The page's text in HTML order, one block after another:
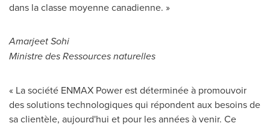
dans la classe moyenne canadienne. »
Amarjeet Sohi
Ministre des Ressources naturelles
« La société ENMAX Power est déterminée à promouvoir
des solutions technologiques qui répondent aux besoins de
sa clientèle, aujourd'hui et pour les années à venir. Ce